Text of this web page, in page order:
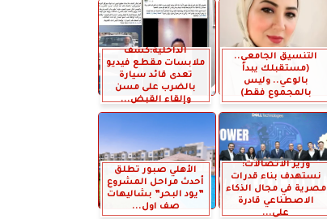
التنسيق الجامعي..
(مستقبلك يبدأ
بالوعي.. وليس
بالمجموع فقط)
الداخلية:كشف
ملابسات مقطع فيديو
تعدى قائد سيارة
بالضرب على مسن
وإلقاء القبض...
وزير الاتصالات:
نستهدف بناء قدرات
مصرية في مجال الذكاء
الاصطناعي قادرة
على...
الأهلي صبور تطلق
أحدث مراحل المشروع
”يود البحر” بشاليهات
صف اول...